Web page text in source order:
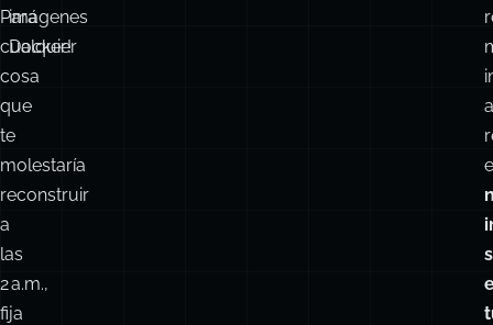
Para
cualquier
cosa
que
te
molestaría
reconstruir
a
las
2 a.m.,
fija
imágenes
Docker!
a